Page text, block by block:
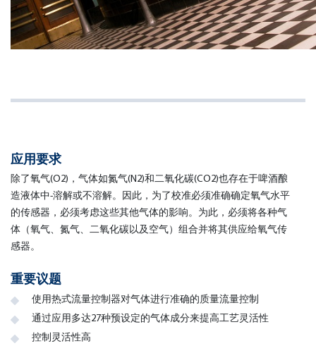
应用要求
除了氧气(O2)，气体如氮气(N2)和二氧化碳(CO2)也存在于啤酒酿
造液体中-溶解或不溶解。因此，为了校准必须准确确定氧气水平
的传感器，必须考虑这些其他气体的影响。为此，必须将各种气
体（氧气、氮气、二氧化碳以及空气）组合并将其供应给氧气传
感器。
重要议题
使用热式流量控制器对气体进行准确的质量流量控制
通过应用多达27种预设定的气体成分来提高工艺灵活性
控制灵活性高